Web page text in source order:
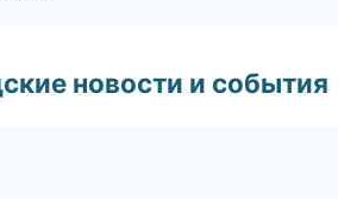
новости и события